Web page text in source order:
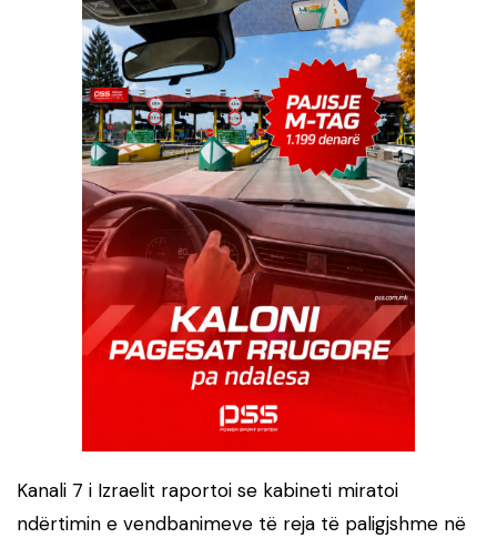
Kanali 7 i Izraelit raportoi se kabineti miratoi
ndërtimin e vendbanimeve të reja të paligjshme në